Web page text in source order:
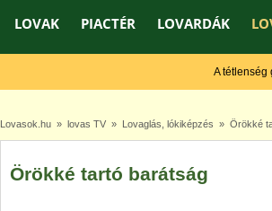
LOVAK PIACTÉR LOVARDÁK
A tétlenség
Lovasok.hu» lovas TV» Lovaglás, lókiképzés » Örökké
Örökké tartó barátság